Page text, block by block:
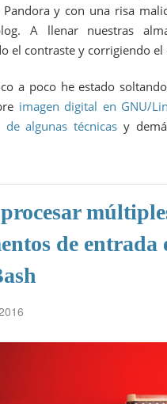
y con una risa
A llenar nuestras
el contraste y corrigiendo el
a poco he estado
imagen digital en GNU/
de algunas técnicas y
de entrada